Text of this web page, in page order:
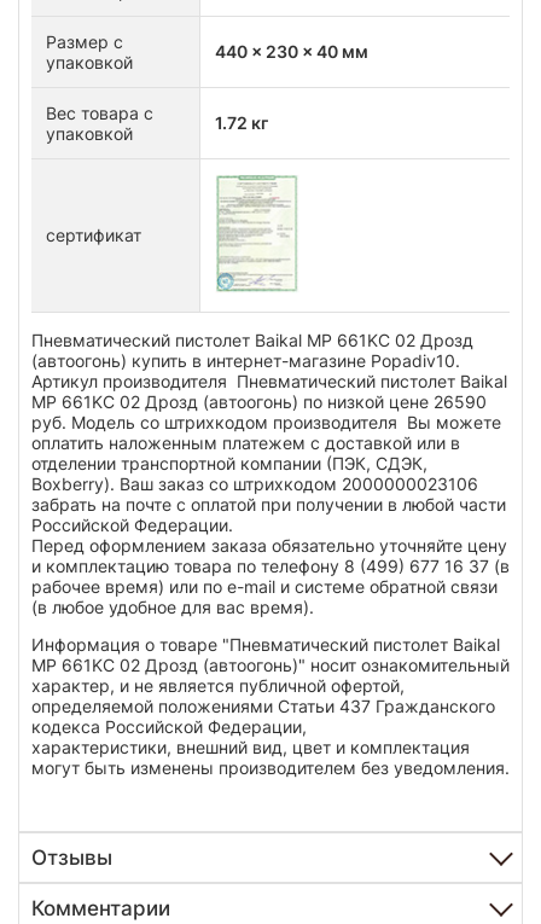
Размер с
упаковкой
440 x 230 x 40 мм
Вес товара с
упаковкой
1.72 кг
сертификат
Пневматический пистолет Baikal MP 661KC 02 Дрозд
(автоогонь) купить в интернет-магазине Popadiv10.
Артикул производителя Пневматический пистолет Baikal
MP 661KC 02 Дрозд (автоогонь) по низкой цене 26590
руб. Модель со штрихкодом производителя Вы можете
оплатить наложенным платежем с доставкой или в
отделении транспортной компании (ПЭК, СДЭК,
Boxberry). Ваш заказ со штрихкодом 2000000023106
забрать на почте с оплатой при получении в любой части
Российской Федерации.
Перед оформлением заказа обязательно уточняйте цену
и комплектацию товара по телефону 8 (499) 677 16 37 (в
рабочее время) или по e-mail и системе обратной связи
(в любое удобное для вас время).
Информация о товаре "Пневматический пистолет Baikal
MP 661KC 02 Дрозд (автоогонь)" носит ознакомительный
характер, и не является публичной офертой,
определяемой положениями Статьи 437 Гражданского
кодекса Российской Федерации,
характеристики, внешний вид, цвет и комплектация
могут быть изменены производителем без уведомления.
Отзывы
Комментарии